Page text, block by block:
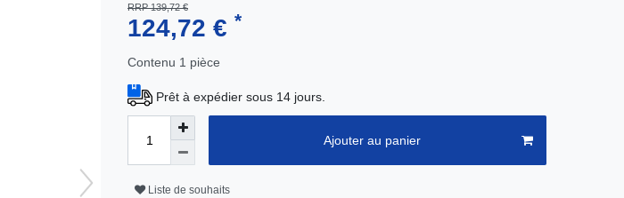
RRP 139,72 €
124,72 € *
Contenu 1 pièce
Prêt à expédier sous 14 jours.
Ajouter au panier
Liste de souhaits